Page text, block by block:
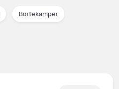
Bortekamper